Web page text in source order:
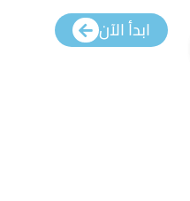
ابدأ الآن